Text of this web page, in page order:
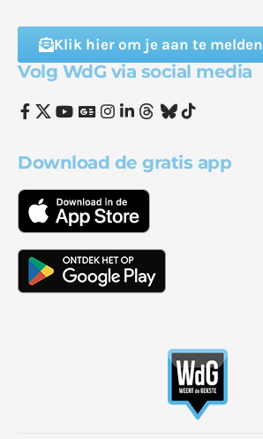
Klik hier om je aan te melden
Volg WdG via social media
Download de gratis app